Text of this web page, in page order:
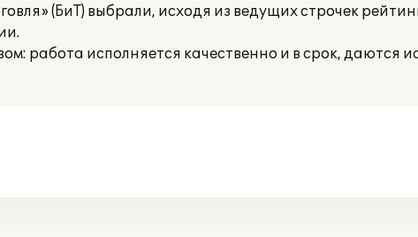
(БиТ) выбрали, исходя из ведущих строчек
работа исполняется качественно и в срок, даются